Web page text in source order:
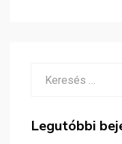
Legutóbbi